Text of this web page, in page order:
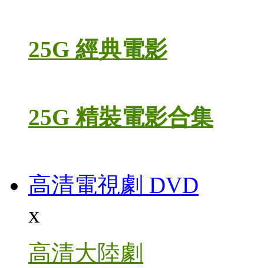
25G 經典電影
25G 精裝電影合集
高清電視劇 DVD
x
高清大陸劇